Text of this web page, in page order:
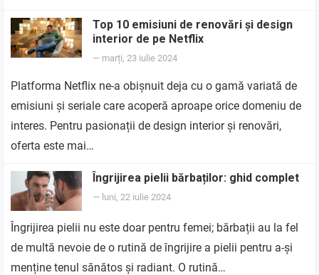
Top 10 emisiuni de renovări și design
interior de pe Netflix
— marți, 23 iulie 2024
Platforma Netflix ne-a obișnuit deja cu o gamă variată de
emisiuni și seriale care acoperă aproape orice domeniu de
interes. Pentru pasionații de design interior și renovări,
oferta este mai…
Îngrijirea pielii bărbaților: ghid complet
— luni, 22 iulie 2024
Îngrijirea pielii nu este doar pentru femei; bărbații au la fel
de multă nevoie de o rutină de îngrijire a pielii pentru a-și
menține tenul sănătos și radiant. O rutină…